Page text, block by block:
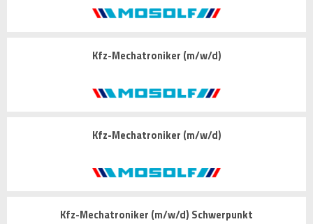
Kfz-Mechatroniker (m/w/d)
Kfz-Mechatroniker (m/w/d)
Kfz-Mechatroniker (m/w/d) Schwerpunkt